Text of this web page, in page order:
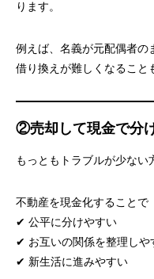
ります。
例えば、名義が元配偶者の
借り換えが難しくなること
②売却して現金で分
もっともトラブルが少ない
不動産を現金化することで
✔ 公平に分けやすい
✔ お互いの関係を整理しや
✔ 新生活に進みやすい